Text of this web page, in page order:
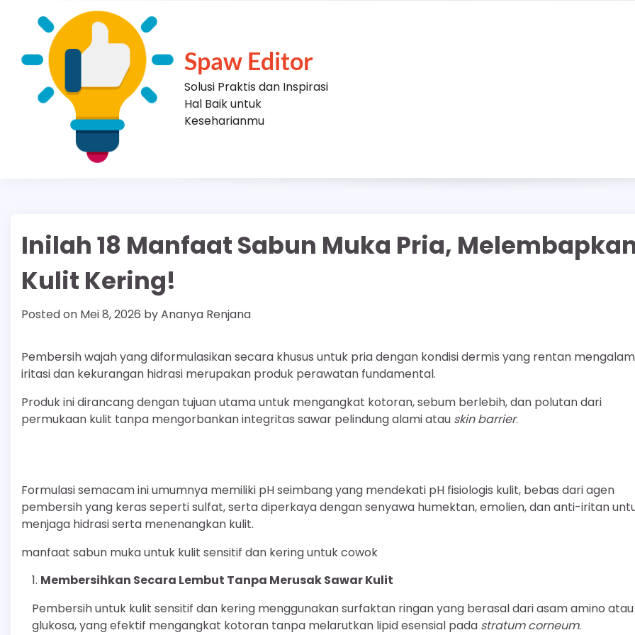
Spaw Editor
Solusi Praktis dan Inspirasi
Hal Baik untuk
Keseharianmu
Inilah 18 Manfaat Sabun Muka Pria,
Kulit Kering!
Posted on Mei 8, 2026 byAnanya Renjana
Pembersih wajah yang diformulasikan secara khusus untuk pria dengan kondisi dermis yang rentan
iritasi dan kekurangan hidrasi merupakan produk perawatan fundamental.
Produk ini dirancang dengan tujuan utama untuk mengangkat kotoran, sebum berlebih, dan polutan dari
permukaan kulit tanpa mengorbankan integritas sawar pelindung alami atau skin barrier.
Formulasi semacam ini umumnya memiliki pH seimbang yang mendekati pH fisiologis kulit, bebas dari agen
pembersih yang keras seperti sulfat, serta diperkaya dengan senyawa humektan, emolien, dan anti-iritan
menjaga hidrasi serta menenangkan kulit.
manfaat sabun muka untuk kulit sensitif dan kering untuk cowok
Membersihkan Secara Lembut Tanpa Merusak Sawar Kulit
Pembersih untuk kulit sensitif dan kering menggunakan surfaktan ringan yang berasal dari asam amino atau
glukosa, yang efektif mengangkat kotoran tanpa melarutkan lipid esensial pada stratum corneum.